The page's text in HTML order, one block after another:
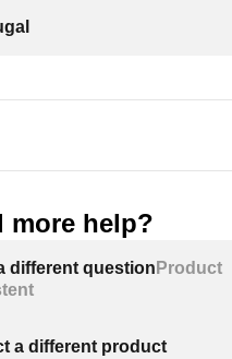
more help?
different question Product
a different product